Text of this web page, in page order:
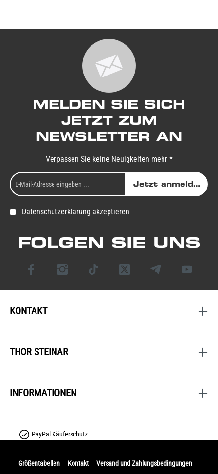
MELDEN SIE SICH
JETZT ZUM
NEWSLETTER AN
Verpassen Sie keine Neuigkeiten mehr *
Jetzt anmelden
Datenschutzerklärung akzeptieren
FOLGEN SIE UNS
KONTAKT
THOR STEINAR
INFORMATIONEN
PayPal Käuferschutz
Größentabellen Kontakt Versand und Zahlungsbedingungen